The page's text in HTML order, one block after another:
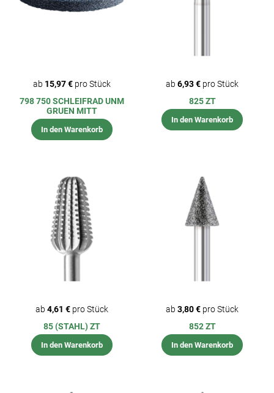
ab 15,97 €pro Stück
798 750 SCHLEIFRAD UNM
GRUEN MITT
In den Warenkorb
ab6,93 € pro Stück
825 ZT
In den Warenkorb
ab 4,61 €pro Stück
85 (STAHL) ZT
In den Warenkorb
ab3,80 € pro Stück
852 ZT
In den Warenkorb